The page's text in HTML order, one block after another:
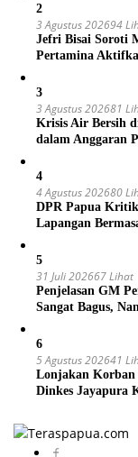
2
3 Agustus 202694
Jefri Bisai Soroti
Pertamina
3
3 Agustus 202681
Krisis Air Bersih
dalam Anggaran
4
4 Agustus 202680
DPR Papua
Lapangan
5
31 Juli 202667 Lihat
Penjelasan GM
Sangat Bagus,
6
5 Agustus 202641
Lonjakan Korban
Dinkes Jayapura